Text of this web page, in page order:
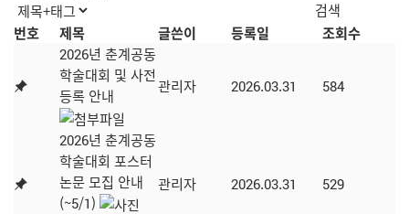
번호 제목 글쓴이 등록일
조회수
2026년 춘계공동
학술대회 및 사전
등록 안내
관리자 2026.03.31 584
2026년 춘계공동
학술대회 포스터
논문 모집 안내
(~5/1)
관리자 2026.03.31 529